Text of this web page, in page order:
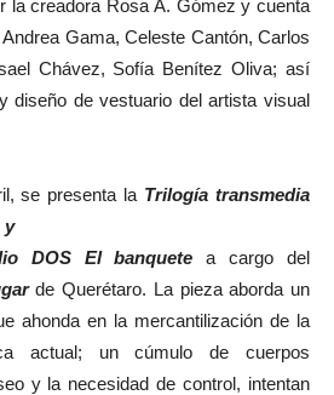
la creadora Rosa A. Gómez y cuenta
Gama, Celeste Cantón, Carlos
Chávez, Sofía Benítez Oliva; así
diseño de vestuario del artista visual
se presenta la Trilogía transmedia
y
DOS El banquetea cargo del
de Querétaro. La pieza aborda un
ahonda en la mercantilización de la
actual; un cúmulo de cuerpos
y la necesidad de control, intentan